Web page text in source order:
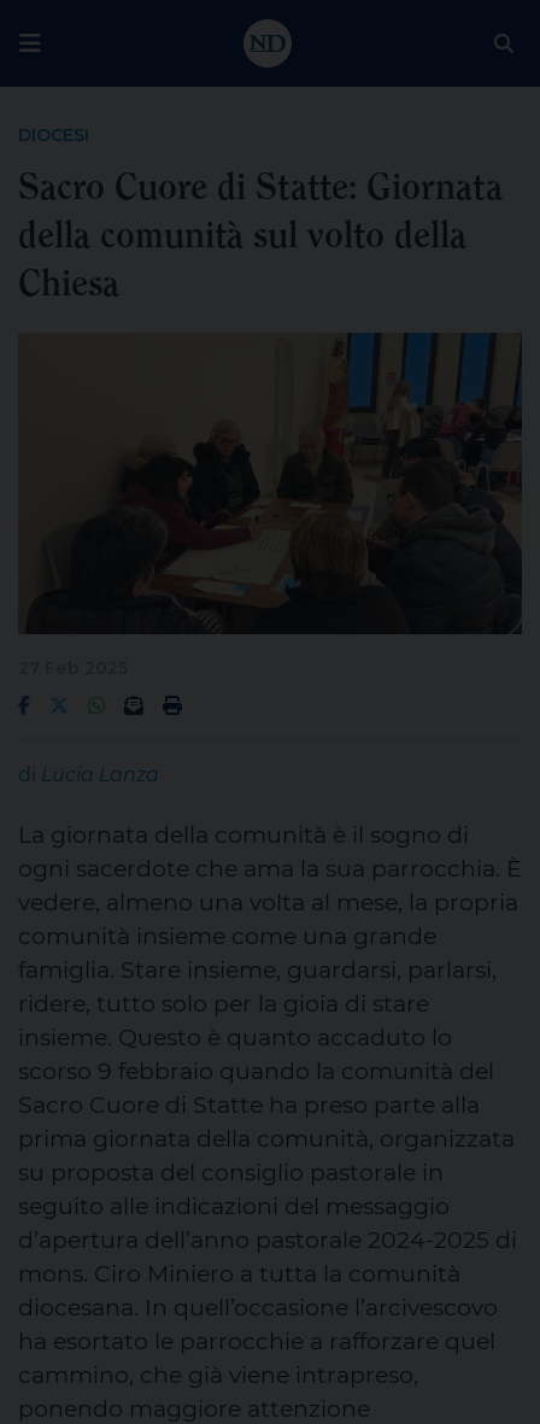
DIOCESI
Sacro Cuore di Statte: Giornata
della comunità sul volto della
Chiesa
di Lucia Lanza
La giornata della comunità è il sogno di
ogni sacerdote che ama la sua parrocchia. È
vedere, almeno una volta al mese, la propria
comunità insieme come una grande
famiglia. Stare insieme, guardarsi, parlarsi,
ridere, tutto solo per la gioia di stare
insieme. Questo è quanto accaduto lo
scorso 9 febbraio quando la comunità del
Sacro Cuore di Statte ha preso parte alla
prima giornata della comunità, organizzata
su proposta del consiglio pastorale in
seguito alle indicazioni del messaggio
d’apertura dell’anno pastorale 2024-2025 di
mons. Ciro Miniero a tutta la comunità
diocesana. In quell’occasione l’arcivescovo
ha esortato le parrocchie a rafforzare quel
cammino, che già viene intrapreso,
ponendo maggiore attenzione